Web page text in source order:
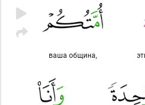
ваша община,